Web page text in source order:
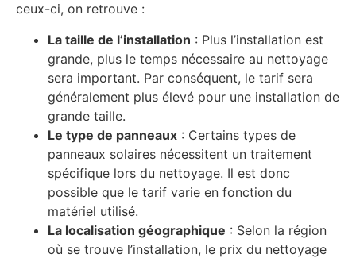
ceux-ci, on retrouve :
La taille de l’installation : Plus l’installation est
grande, plus le temps nécessaire au nettoyage
sera important. Par conséquent, le tarif sera
généralement plus élevé pour une installation de
grande taille.
Le type de panneaux : Certains types de
panneaux solaires nécessitent un traitement
spécifique lors du nettoyage. Il est donc
possible que le tarif varie en fonction du
matériel utilisé.
La localisation géographique : Selon la région
où se trouve l’installation, le prix du nettoyage